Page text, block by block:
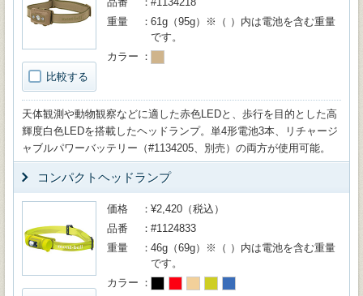
比較する
重量
61g（95g）※（ ）内は電池を含む重量
です。
カラー
天体観測や動物観察などに適した赤色LEDと、歩行を目的とした高
輝度白色LEDを搭載したヘッドランプ。単4形電池3本、リチャージ
ャブルパワーバッテリー（#1134205、別売）の両方が使用可能。
コンパクトヘッドランプ
価格
¥2,420（税込）
品番
#1124833
重量
46g（69g）※（ ）内は電池を含む重量
です。
カラー